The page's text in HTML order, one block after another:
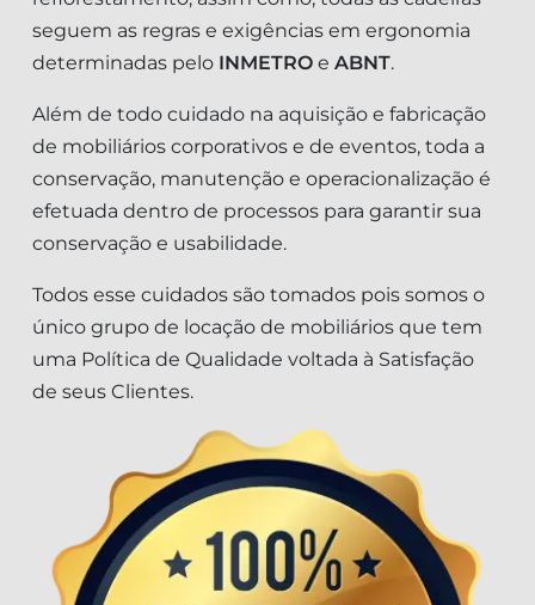
seguem as regras e exigências em ergonomia
determinadas pelo INMETRO e ABNT.
Além de todo cuidado na aquisição e fabricação
de mobiliários corporativos e de eventos, toda a
conservação, manutenção e operacionalização é
efetuada dentro de processos para garantir sua
conservação e usabilidade.
Todos esse cuidados são tomados pois somos o
único grupo de locação de mobiliários que tem
uma Política de Qualidade voltada à Satisfação
de seus Clientes.